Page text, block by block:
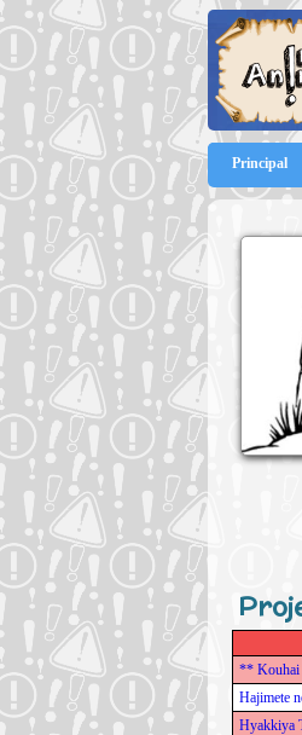
Principal
** Kouhai
Hajimete
Hyakkiya